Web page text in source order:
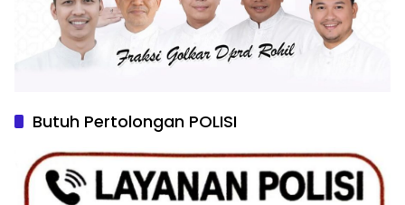
Butuh Pertolongan POLISI